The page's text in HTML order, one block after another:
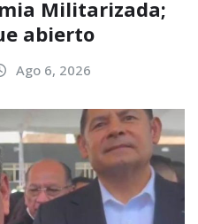
Militarizada;
abierto
Ago 6, 2026